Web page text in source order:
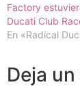
Factory
Ducati Club
En «Radical
Deja